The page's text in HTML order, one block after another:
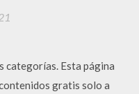
categorías. Esta página
gratis solo a